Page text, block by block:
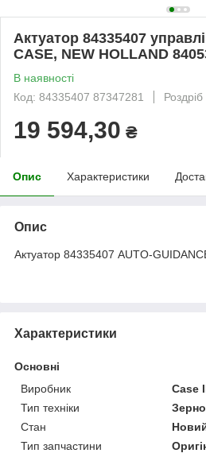
Актуатор 84335407
CASE, NEW HOLLAND
В наявності
Код: 84335407 87347281
Роздріб
19 594,30 ₴
Опис Характеристики
Опис
Актуатор 84335407 AUTO-
Характеристики
Основні
Виробник
Case
Тип техніки
Стан
Тип запчастини